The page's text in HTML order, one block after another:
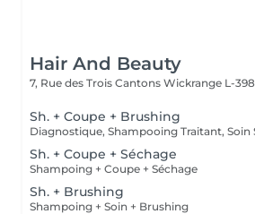
Hair And Beauty
7, Rue des Trois Cantons Wickrange L-
Sh. + Coupe + Brushing
Sh. + Coupe + Séchage
Shampoing + Coupe + Séchage
Sh. + Brushing
Shampoing + Soin + Brushing